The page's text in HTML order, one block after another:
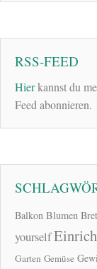
RSS-FEED
Hierkannst du
Feed abonnieren.
Balkon Blumen
yourself
Garten Gemüse